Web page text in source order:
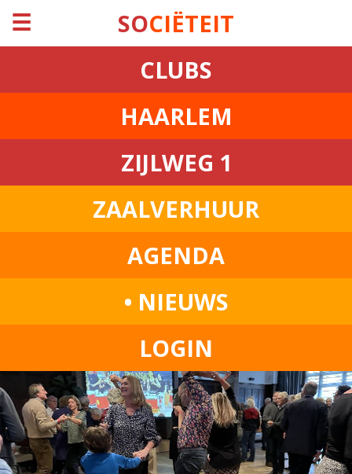
☰ SOCIËTEIT
CLUBS
HAARLEM
ZIJLWEG 1
ZAALVERHUUR
AGENDA
• NIEUWS
LOGIN